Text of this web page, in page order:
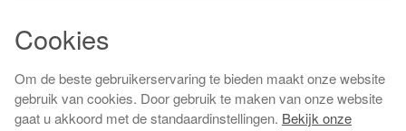
Algemene voorwaarden
Cookies
Om de beste gebruikerservaring te bieden maakt onze website
gebruik van cookies. Door gebruik te maken van onze website
gaat u akkoord met de standaardinstellingen. Bekijk onze